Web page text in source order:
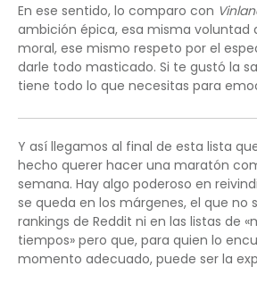
En ese sentido, lo comparo con
ambición épica, esa misma voluntad
moral, ese mismo respeto por el
darle todo masticado. Si te gustó la
tiene todo lo que necesitas para
Y así llegamos al final de esta lista
hecho querer hacer una maratón
semana. Hay algo poderoso en
se queda en los márgenes, el que no
rankings de Reddit ni en las listas de
tiempos» pero que, para quien lo
momento adecuado, puede ser la